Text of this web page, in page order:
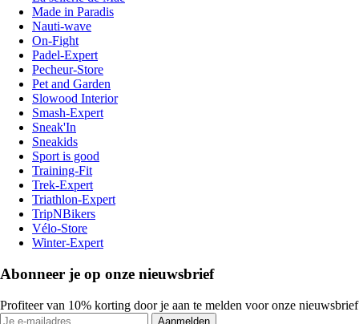
Made in Paradis
Nauti-wave
On-Fight
Padel-Expert
Pecheur-Store
Pet and Garden
Slowood Interior
Smash-Expert
Sneak'In
Sneakids
Sport is good
Training-Fit
Trek-Expert
Triathlon-Expert
TripNBikers
Vélo-Store
Winter-Expert
Abonneer je op onze nieuwsbrief
Profiteer van 10% korting door je aan te melden voor onze nieuwsbrief
Aanmelden